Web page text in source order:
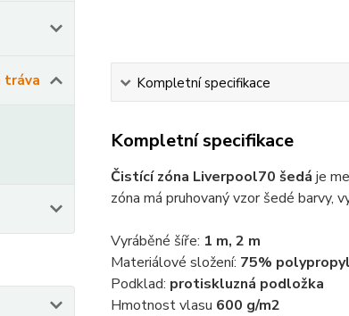
tráva Kompletní specifikace
Kompletní specifikace
Čistící zóna Liverpool70 šedá je
zóna má pruhovaný vzor šedé barvy,
Vyráběné šíře: 1 m, 2 m
Materiálové složení: 75%
Podklad: protiskluzná podložka
Hmotnost vlasu 600 g/m2